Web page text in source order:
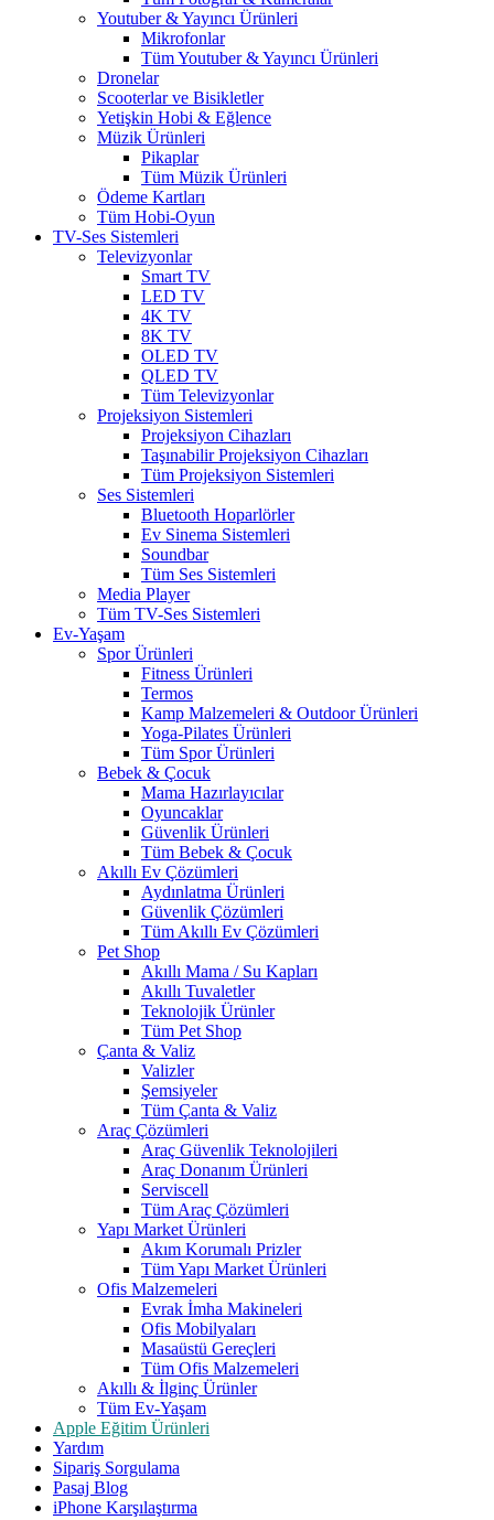
Youtuber & Yayıncı Ürünleri
Mikrofonlar
Tüm Youtuber & Yayıncı Ürünleri
Dronelar
Scooterlar ve Bisikletler
Yetişkin Hobi & Eğlence
Müzik Ürünleri
Pikaplar
Tüm Müzik Ürünleri
Ödeme Kartları
Tüm Hobi-Oyun
TV-Ses Sistemleri
Televizyonlar
Smart TV
LED TV
4K TV
8K TV
OLED TV
QLED TV
Tüm Televizyonlar
Projeksiyon Sistemleri
Projeksiyon Cihazları
Taşınabilir Projeksiyon Cihazları
Tüm Projeksiyon Sistemleri
Ses Sistemleri
Bluetooth Hoparlörler
Ev Sinema Sistemleri
Soundbar
Tüm Ses Sistemleri
Media Player
Tüm TV-Ses Sistemleri
Ev-Yaşam
Spor Ürünleri
Fitness Ürünleri
Termos
Kamp Malzemeleri & Outdoor Ürünleri
Yoga-Pilates Ürünleri
Tüm Spor Ürünleri
Bebek & Çocuk
Mama Hazırlayıcılar
Oyuncaklar
Güvenlik Ürünleri
Tüm Bebek & Çocuk
Akıllı Ev Çözümleri
Aydınlatma Ürünleri
Güvenlik Çözümleri
Tüm Akıllı Ev Çözümleri
Pet Shop
Akıllı Mama / Su Kapları
Akıllı Tuvaletler
Teknolojik Ürünler
Tüm Pet Shop
Çanta & Valiz
Valizler
Şemsiyeler
Tüm Çanta & Valiz
Araç Çözümleri
Araç Güvenlik Teknolojileri
Araç Donanım Ürünleri
Serviscell
Tüm Araç Çözümleri
Yapı Market Ürünleri
Akım Korumalı Prizler
Tüm Yapı Market Ürünleri
Ofis Malzemeleri
Evrak İmha Makineleri
Ofis Mobilyaları
Masaüstü Gereçleri
Tüm Ofis Malzemeleri
Akıllı & İlginç Ürünler
Tüm Ev-Yaşam
Apple Eğitim Ürünleri
Yardım
Sipariş Sorgulama
Pasaj Blog
iPhone Karşılaştırma